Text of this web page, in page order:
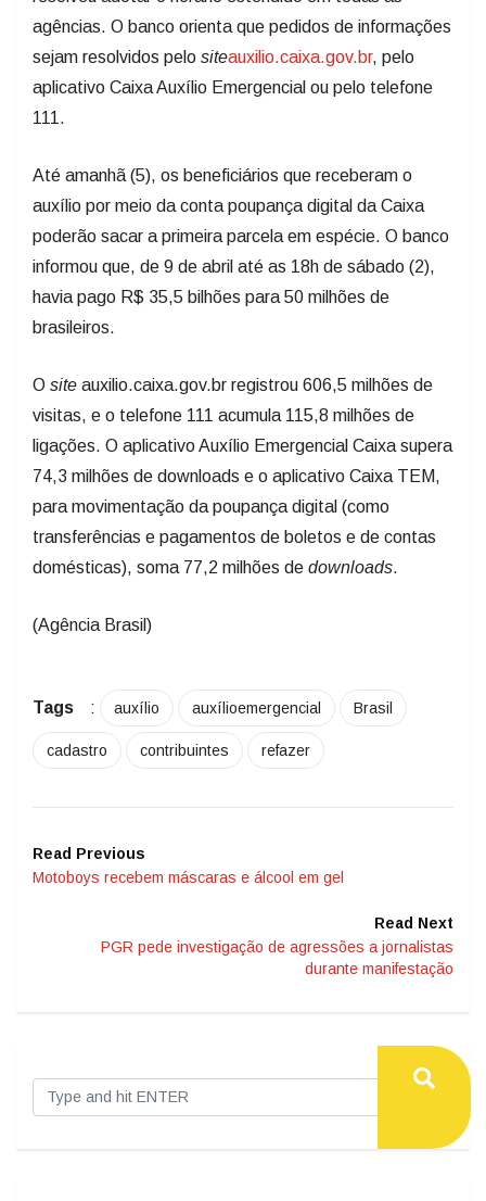
agências. O banco orienta que pedidos de informações
sejam resolvidos pelo siteauxilio.caixa.gov.br, pelo
aplicativo Caixa Auxílio Emergencial ou pelo telefone
111.
Até amanhã (5), os beneficiários que receberam o
auxílio por meio da conta poupança digital da Caixa
poderão sacar a primeira parcela em espécie. O banco
informou que, de 9 de abril até as 18h de sábado (2),
havia pago R$ 35,5 bilhões para 50 milhões de
brasileiros.
O site auxilio.caixa.gov.br registrou 606,5 milhões de
visitas, e o telefone 111 acumula 115,8 milhões de
ligações. O aplicativo Auxílio Emergencial Caixa supera
74,3 milhões de downloads e o aplicativo Caixa TEM,
para movimentação da poupança digital (como
transferências e pagamentos de boletos e de contas
domésticas), soma 77,2 milhões de downloads.
(Agência Brasil)
Tags : auxílio auxílioemergencial Brasil
cadastro contribuintes refazer
Read Previous
Motoboys recebem máscaras e álcool em gel
Read Next
PGR pede investigação de agressões a jornalistas
durante manifestação